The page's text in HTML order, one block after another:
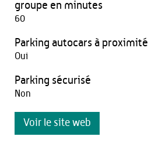
groupe en minutes
60
Parking autocars à proximité
Oui
Parking sécurisé
Non
Voir le site web